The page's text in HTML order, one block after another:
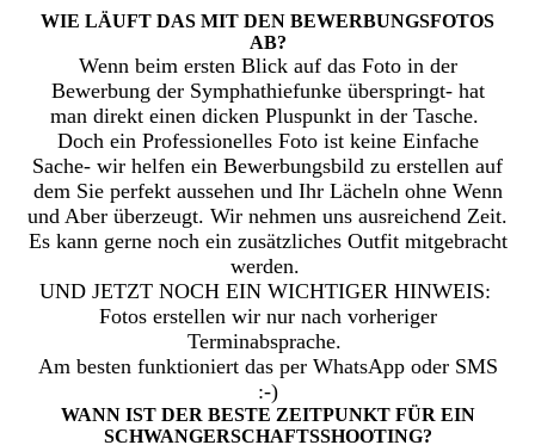
WIE LÄUFT DAS MIT DEN BEWERBUNGSFOTOS
AB?
Wenn beim ersten Blick auf das Foto in der
Bewerbung der Symphathiefunke überspringt- hat
man direkt einen dicken Pluspunkt in der Tasche.
Doch ein Professionelles Foto ist keine Einfache
Sache- wir helfen ein Bewerbungsbild zu erstellen auf
dem Sie perfekt aussehen und Ihr Lächeln ohne Wenn
und Aber überzeugt. Wir nehmen uns ausreichend Zeit.
Es kann gerne noch ein zusätzliches Outfit mitgebracht
werden.
UND JETZT NOCH EIN WICHTIGER HINWEIS:
Fotos erstellen wir nur nach vorheriger
Terminabsprache.
Am besten funktioniert das per WhatsApp oder SMS
:-)
WANN IST DER BESTE ZEITPUNKT FÜR EIN
SCHWANGERSCHAFTSSHOOTING?